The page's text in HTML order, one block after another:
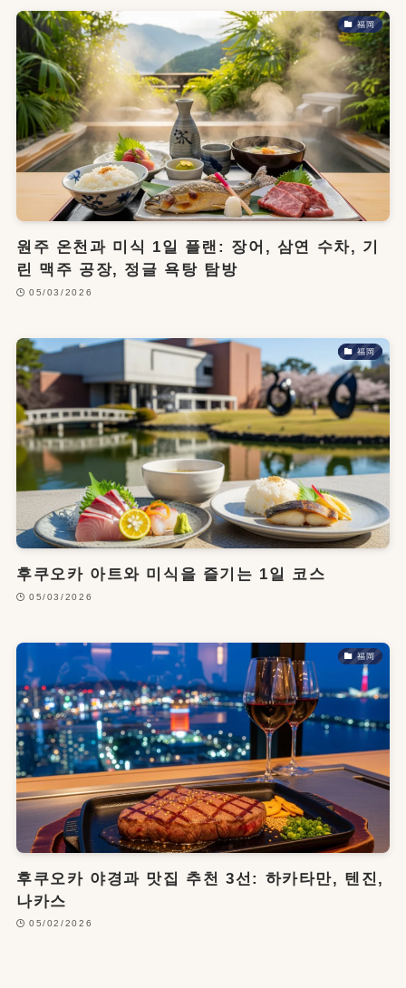
福岡
원주 온천과 미식 1일 플랜: 장어, 삼연 수차, 기
린 맥주 공장, 정글 욕탕 탐방
05/03/2026
福岡
후쿠오카 아트와 미식을 즐기는 1일 코스
05/03/2026
福岡
후쿠오카 야경과 맛집 추천 3선: 하카타만, 텐진,
나카스
05/02/2026